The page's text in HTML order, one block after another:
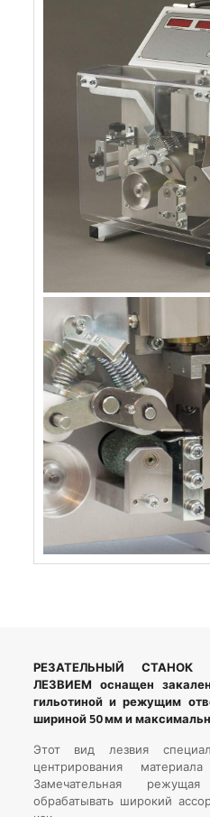
РЕЗАТЕЛЬНЫЙ СТАНОК
ЛЕЗВИЕМ оснащен
гильотиной и режущим
шириной 50 мм и
Этот вид лезвия
центрирования
Замечательная
обрабатывать широкий